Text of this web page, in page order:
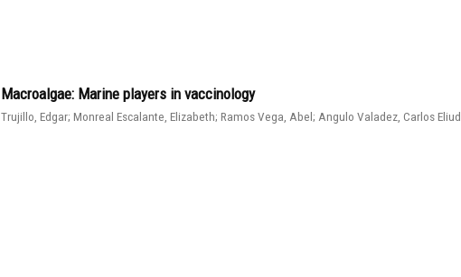
Macroalgae: Marine players in vaccinology
Trujillo, Edgar;Monreal Escalante, Elizabeth;Ramos Vega, Abel;Angulo Valadez, Carlos Eliud